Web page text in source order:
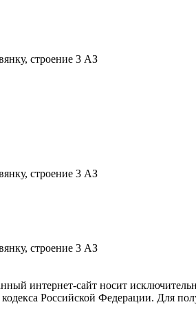
строение 3 АЗ
строение 3 АЗ
строение 3 АЗ
интернет-сайт носит
Российской Федерации. Для